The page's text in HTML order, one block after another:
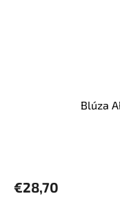
Blúza
€28,70